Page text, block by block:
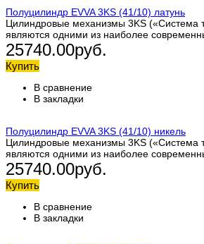
Полуцилиндр EVVA 3KS (41/10) латунь
Цилиндровые механизмы 3KS («Система
являются одними из наиболее
25740.00руб.
Купить
В сравнение
В закладки
Полуцилиндр EVVA 3KS (41/10) никель
Цилиндровые механизмы 3KS («Система
являются одними из наиболее
25740.00руб.
Купить
В сравнение
В закладки